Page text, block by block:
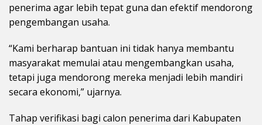
penerima agar lebih tepat guna dan efektif mendorong
pengembangan usaha.
“Kami berharap bantuan ini tidak hanya membantu
masyarakat memulai atau mengembangkan usaha,
tetapi juga mendorong mereka menjadi lebih mandiri
secara ekonomi,” ujarnya.
Tahap verifikasi bagi calon penerima dari Kabupaten